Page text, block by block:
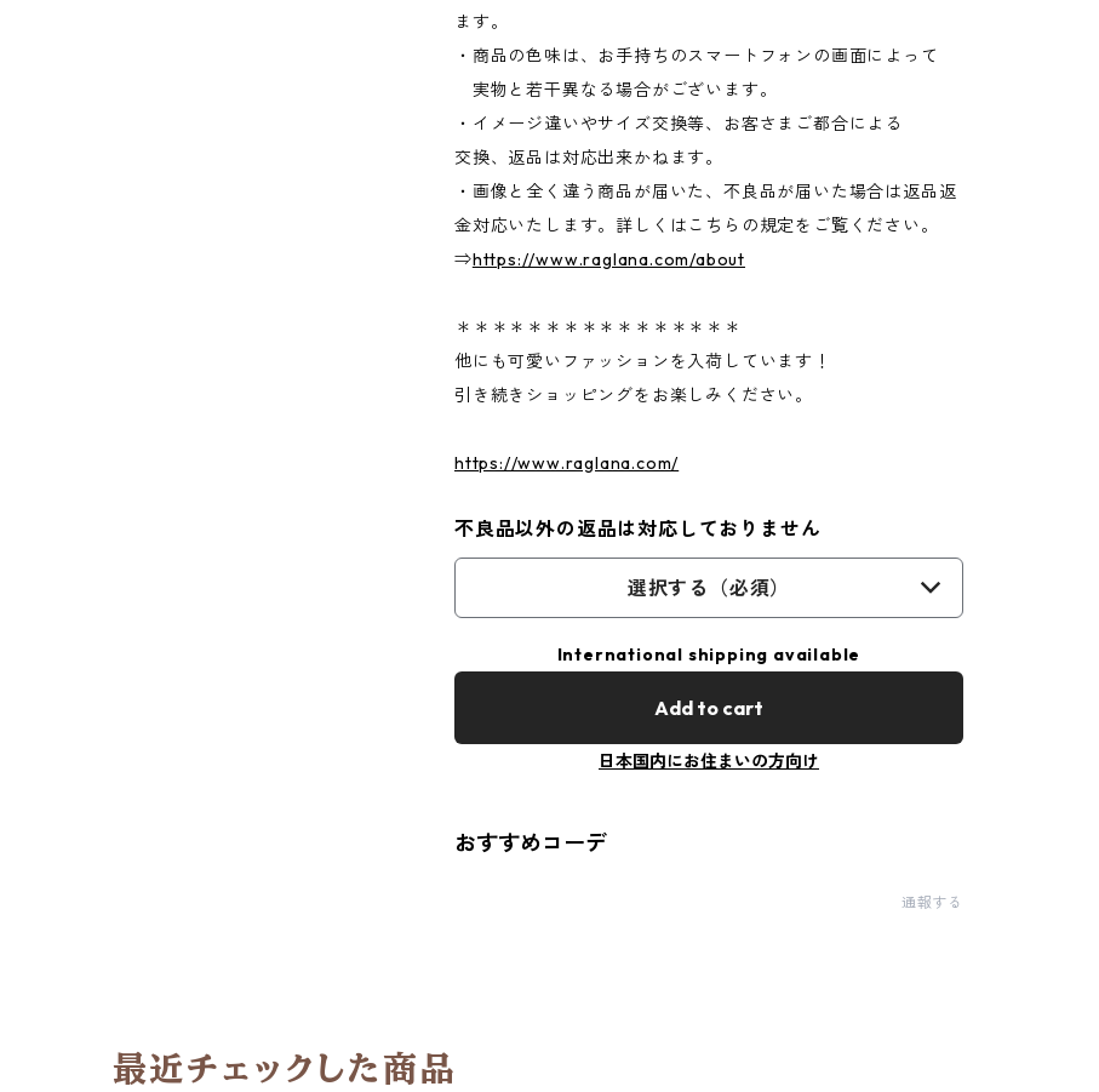
ます。
・商品の色味は、お手持ちのスマートフォンの画面によって
実物と若干異なる場合がございます。
・イメージ違いやサイズ交換等、お客さまご都合による
交換、返品は対応出来かねます。
・画像と全く違う商品が届いた、不良品が届いた場合は返品返
金対応いたします。詳しくはこちらの規定をご覧ください。
⇒https://www.raglana.com/about
＊＊＊＊＊＊＊＊＊＊＊＊＊＊＊＊
他にも可愛いファッションを入荷しています！
引き続きショッピングをお楽しみください。
https://www.raglana.com/
不良品以外の返品は対応しておりません
選択する（必須）
International shipping available
Add to cart
日本国内にお住まいの方向け
おすすめコーデ
通報する
最近チェックした商品